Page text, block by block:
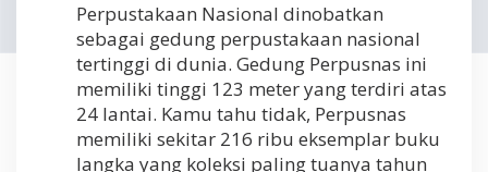
Perpustakaan Nasional dinobatkan
sebagai gedung perpustakaan nasional
tertinggi di dunia. Gedung Perpusnas ini
memiliki tinggi 123 meter yang terdiri atas
24 lantai. Kamu tahu tidak, Perpusnas
memiliki sekitar 216 ribu eksemplar buku
langka yang koleksi paling tuanya tahun